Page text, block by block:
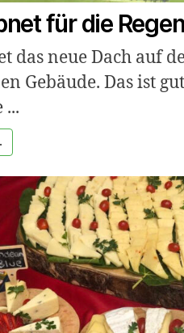
für die
das neue Dach auf
Gebäude. Das ist